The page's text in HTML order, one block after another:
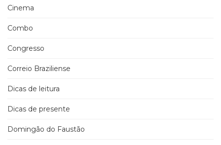
Cinema
Combo
Congresso
Correio Braziliense
Dicas de leitura
Dicas de presente
Domingão do Faustão